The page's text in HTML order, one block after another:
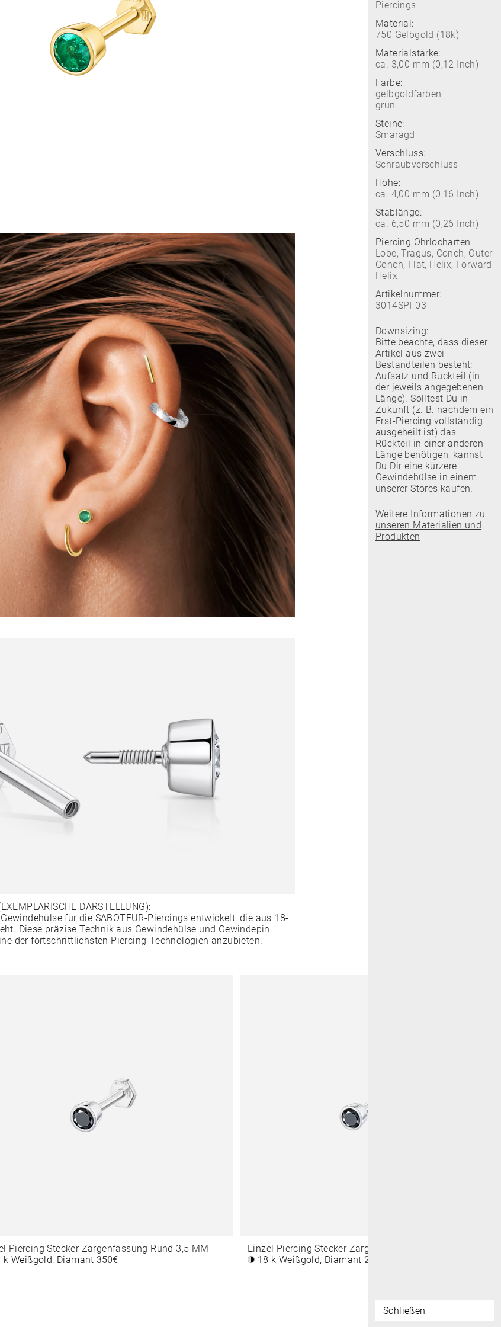
DARSTELLUNG):
für die SABOTEUR-Piercings entwickelt, die aus 18-
Diese präzise Technik aus Gewindehülse und Gewindepin
der fortschrittlichsten Piercing-Technologien anzubieten.
Piercings
Material:
750 Gelbgold (18k)
Materialstärke:
ca. 3,00 mm (0,12 Inch)
Farbe:
gelbgoldfarben
grün
Steine:
Smaragd
Verschluss:
Schraubverschluss
Höhe:
ca. 4,00 mm (0,16 Inch)
Stablänge:
ca. 6,50 mm (0,26 Inch)
Piercing Ohrlocharten:
Lobe, Tragus, Conch, Outer
Conch, Flat, Helix, Forward
Helix
Artikelnummer:
3014SPI-03
Downsizing:
Bitte beachte, dass dieser
Artikel aus zwei
Bestandteilen besteht:
Aufsatz und Rückteil (in
der jeweils angegebenen
Länge). Solltest Du in
Zukunft (z. B. nachdem ein
Erst-Piercing vollständig
ausgeheilt ist) das
Rückteil in einer anderen
Länge benötigen, kannst
Du Dir eine kürzere
Gewindehülse in einem
unserer Stores kaufen.
Weitere Informationen zu
unseren Materialien und
Produkten
Schließen
Piercing Stecker Zargenfassung Rund 3,5 MM
k Weißgold, Diamant350€
Einzel Piercing Stecker Zargenfassung Rund 3 MM
18 k Weißgold, Diamant 290€